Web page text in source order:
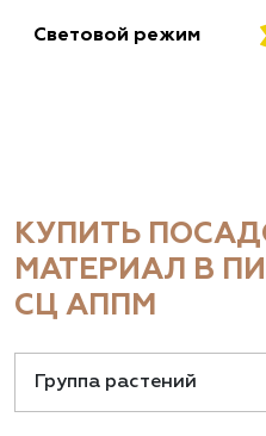
Световой режим
КУПИТЬ
МАТЕРИАЛ В
СЦ АППМ